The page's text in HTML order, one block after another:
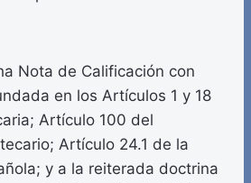
Nota de Calificación con
en los Artículos 1 y 18
Artículo 100 del
Artículo 24.1 de la
y a la reiterada doctrina